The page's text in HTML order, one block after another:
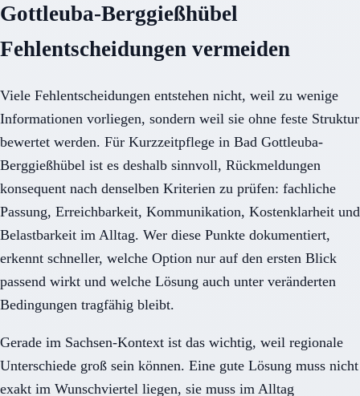
Gottleuba-Berggießhübel
Fehlentscheidungen vermeiden
Viele Fehlentscheidungen entstehen nicht, weil zu wenige
Informationen vorliegen, sondern weil sie ohne feste Struktur
bewertet werden. Für Kurzzeitpflege in Bad Gottleuba-
Berggießhübel ist es deshalb sinnvoll, Rückmeldungen
konsequent nach denselben Kriterien zu prüfen: fachliche
Passung, Erreichbarkeit, Kommunikation, Kostenklarheit und
Belastbarkeit im Alltag. Wer diese Punkte dokumentiert,
erkennt schneller, welche Option nur auf den ersten Blick
passend wirkt und welche Lösung auch unter veränderten
Bedingungen tragfähig bleibt.
Gerade im Sachsen-Kontext ist das wichtig, weil regionale
Unterschiede groß sein können. Eine gute Lösung muss nicht
exakt im Wunschviertel liegen, sie muss im Alltag